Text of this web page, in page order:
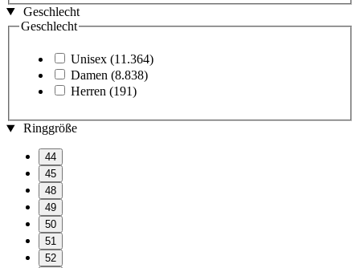
Geschlecht
Geschlecht
Unisex (11.364)
Damen (8.838)
Herren (191)
Ringgröße
44
45
48
49
50
51
52